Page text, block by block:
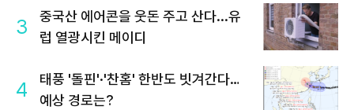
3
중국산 에어콘을 웃돈 주고 산다...유
럽 열광시킨 메이디
4
태풍 '돌핀'·'찬홈' 한반도 빗겨간다…
예상 경로는?